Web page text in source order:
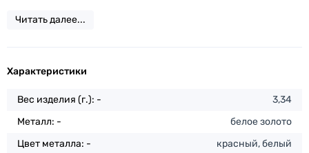
Читать далее...
Характеристики
Вес изделия (г.): -
3,34
Металл: -
белое золото
Цвет металла: -
красный, белый